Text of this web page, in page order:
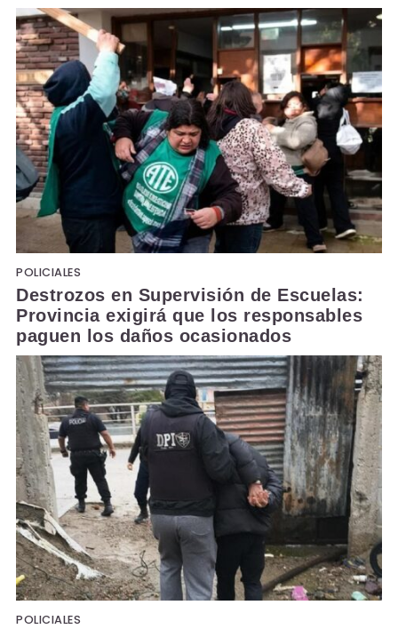
POLICIALES
Destrozos en Supervisión de Escuelas:
Provincia exigirá que los responsables
paguen los daños ocasionados
POLICIALES